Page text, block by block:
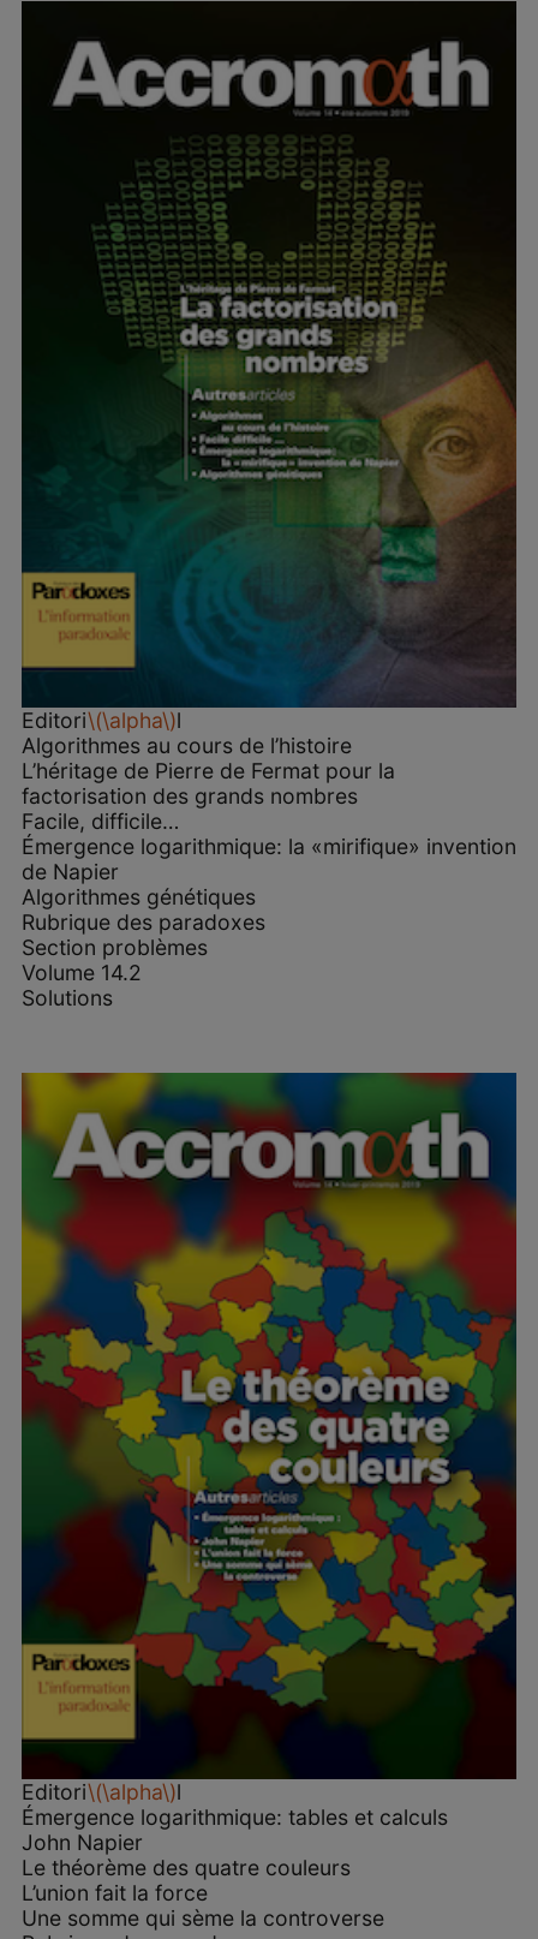
Editori\(\alpha\)l
Algorithmes au cours de l’histoire
L’héritage de Pierre de Fermat pour la
factorisation des grands nombres
Facile, difficile…
Émergence logarithmique: la «mirifique» invention
de Napier
Algorithmes génétiques
Rubrique des paradoxes
Section problèmes
Volume 14.2
Solutions
Editori\(\alpha\)l
Émergence logarithmique: tables et calculs
John Napier
Le théorème des quatre couleurs
L’union fait la force
Une somme qui sème la controverse